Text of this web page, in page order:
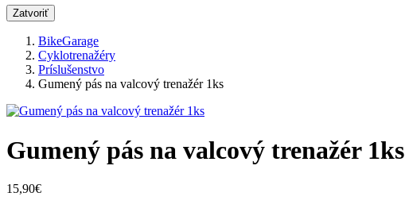
Zatvoriť
BikeGarage
Cyklotrenažéry
Príslušenstvo
Gumený pás na valcový trenažér 1ks
Gumený pás na valcový trenažér 1ks
15,90€